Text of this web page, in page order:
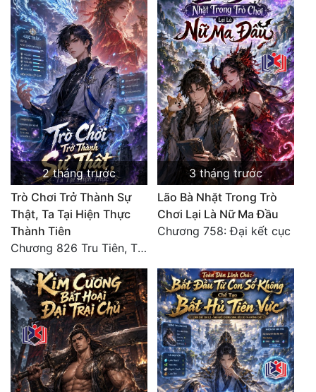
Xây Dựng Thế Lực
Đam Mỹ
Đẹp
Đẹp Hiệp
Tính Cách Nhân Vật :
Cơ Trí
Sát Phạt Quyết Đoán
Vô Sỉ
Điềm Đạm
2 tháng trước
Trò Chơi Trở Thành Sự
Thật, Ta Tại Hiện Thực
Thành Tiên
Chương 826 Tru Tiên, Thiên Đạo Chi Thượng, Độc Đoán Vạn Cổ (Đại kết cục)
3 tháng trước
Lão Bà Nhặt Trong Trò
Chơi Lại Là Nữ Ma Đầu
Chương 758: Đại kết cục